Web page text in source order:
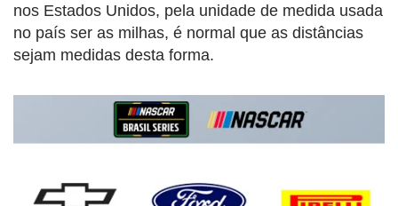
nos Estados Unidos, pela unidade de medida usada
no país ser as milhas, é normal que as distâncias
sejam medidas desta forma.